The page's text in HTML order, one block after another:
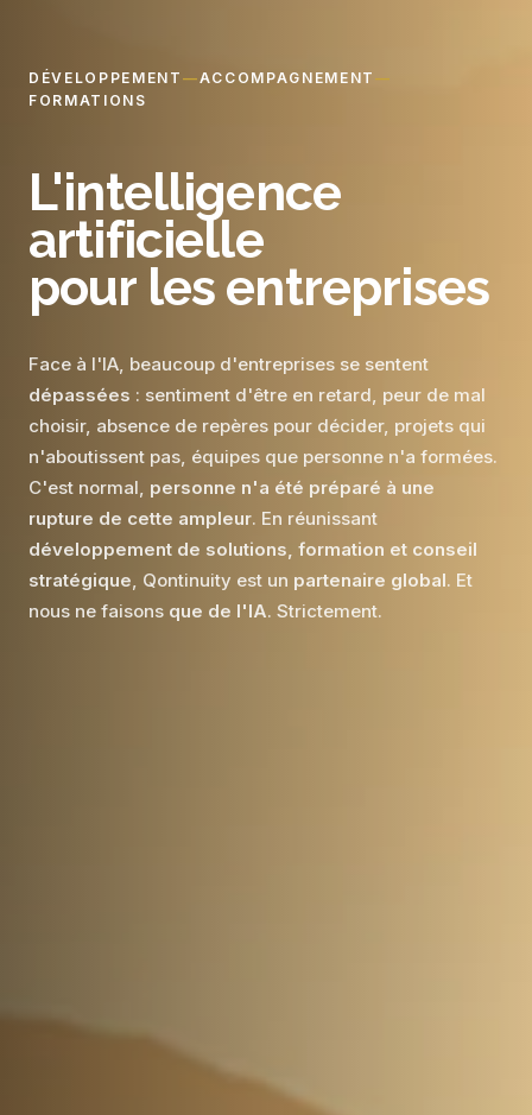
DÉVELOPPEMENT —ACCOMPAGNEMENT—
FORMATIONS
L'intelligence
artificielle
pour les entreprises
Face à l'IA, beaucoup d'entreprises se sentent
dépassées : sentiment d'être en retard, peur de mal
choisir, absence de repères pour décider, projets qui
n'aboutissent pas, équipes que personne n'a formées.
C'est normal, personne n'a été préparé à une
rupture de cette ampleur. En réunissant
développement de solutions, formation et conseil
stratégique , Qontinuity est un partenaire global. Et
nous ne faisons que de l'IA. Strictement.